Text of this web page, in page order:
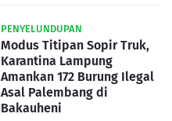
PENYELUNDUPAN
Modus Titipan Sopir Truk,
Karantina Lampung
Amankan 172 Burung Ilegal
Asal Palembang di
Bakauheni